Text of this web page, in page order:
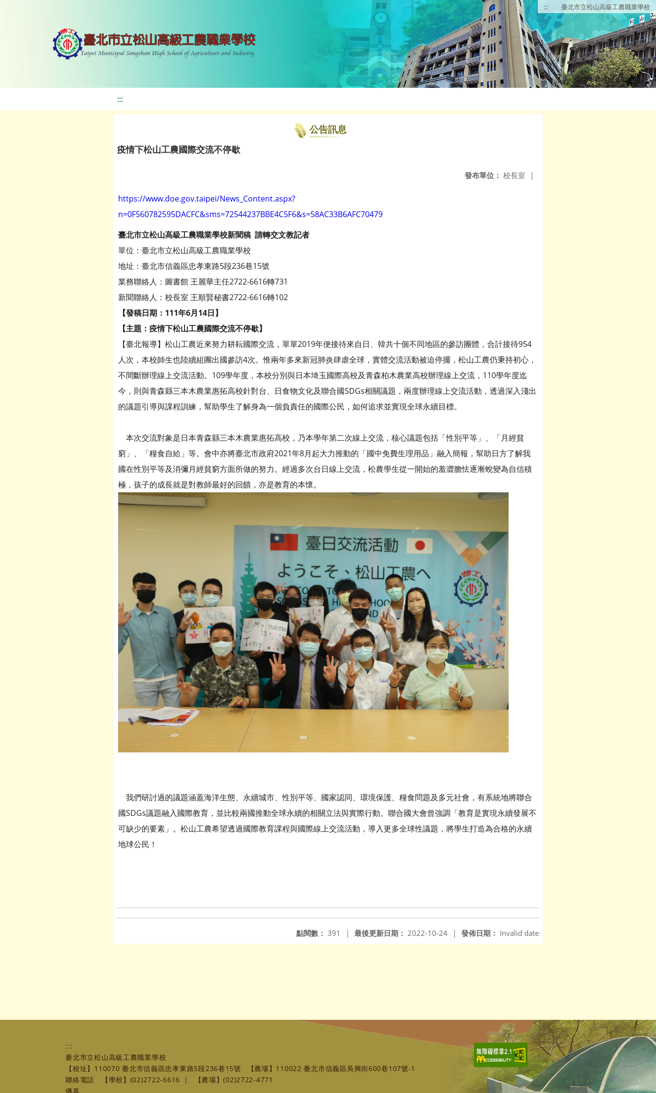
::: 臺北市立松山高級工農職業學校
:::
公告訊息
疫情下松山工農國際交流不停歇
發布單位： 校長室 |
https://www.doe.gov.taipei/News_Content.aspx?
n=0F560782595DACFC&sms=72544237BBE4C5F6&s=58AC33B6AFC70479
臺北市立松山高級工農職業學校新聞稿 請轉交文教記者
單位：臺北市立松山高級工農職業學校
地址：臺北市信義區忠孝東路5段236巷15號
業務聯絡人：圖書館 王麗華主任2722-6616轉731
新聞聯絡人：校長室 王順賢秘書2722-6616轉102
【發稿日期：111年6月14日】
【主題：疫情下松山工農國際交流不停歇】
【臺北報導】松山工農近來努力耕耘國際交流，單單2019年便接待來自日、韓共十個不同地區的參訪團體，合計接待954
人次，本校師生也陸續組團出國參訪4次。惟兩年多來新冠肺炎肆虐全球，實體交流活動被迫停擺，松山工農仍秉持初心，
不間斷辦理線上交流活動。109學年度，本校分別與日本埼玉國際高校及青森柏木農業高校辦理線上交流，110學年度迄
今，則與青森縣三本木農業惠拓高校針對台、日食物文化及聯合國SDGs相關議題，兩度辦理線上交流活動，透過深入淺出
的議題引導與課程訓練，幫助學生了解身為一個負責任的國際公民，如何追求並實現全球永續目標。
本次交流對象是日本青森縣三本木農業惠拓高校，乃本學年第二次線上交流，核心議題包括「性別平等」、「月經貧
窮」、「糧食自給」等。會中亦將臺北市政府2021年8月起大力推動的「國中免費生理用品」融入簡報，幫助日方了解我
國在性別平等及消彌月經貧窮方面所做的努力。經過多次台日線上交流，松農學生從一開始的羞澀膽怯逐漸蛻變為自信積
極，孩子的成長就是對教師最好的回饋，亦是教育的本懷。
我們研討過的議題涵蓋海洋生態、永續城市、性別平等、國家認同、環境保護、糧食問題及多元社會，有系統地將聯合
國SDGs議題融入國際教育，並比較兩國推動全球永續的相關立法與實際行動。聯合國大會曾強調「教育是實現永續發展不
可缺少的要素」。松山工農希望透過國際教育課程與國際線上交流活動，導入更多全球性議題，將學生打造為合格的永續
地球公民！
發佈日期： Invalid date
最後更新日期： 2022-10-24 |
點閱數： 391 |
:::
臺北市立松山高級工農職業學校
【校址】110070 臺北市信義區忠孝東路5段236巷15號
【農場】110022 臺北市信義區吳興街600巷107號-1
聯絡電話
【學校】(02)2722-6616 |
【農場】(02)2722-4771
傳真